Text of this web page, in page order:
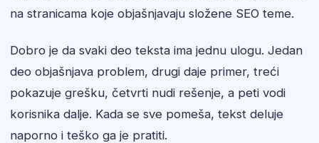
na stranicama koje objašnjavaju složene SEO teme.
Dobro je da svaki deo teksta ima jednu ulogu. Jedan
deo objašnjava problem, drugi daje primer, treći
pokazuje grešku, četvrti nudi rešenje, a peti vodi
korisnika dalje. Kada se sve pomeša, tekst deluje
naporno i teško ga je pratiti.